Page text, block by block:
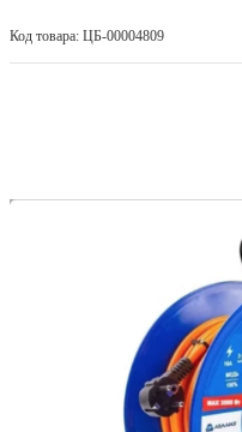
Код товара: ЦБ-00004809